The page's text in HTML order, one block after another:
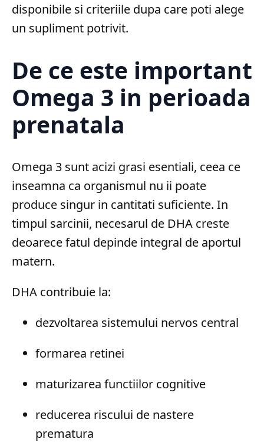
disponibile si criteriile dupa care poti alege
un supliment potrivit.
De ce este important
Omega 3 in perioada
prenatala
Omega 3 sunt acizi grasi esentiali, ceea ce
inseamna ca organismul nu ii poate
produce singur in cantitati suficiente. In
timpul sarcinii, necesarul de DHA creste
deoarece fatul depinde integral de aportul
matern.
DHA contribuie la:
dezvoltarea sistemului nervos central
formarea retinei
maturizarea functiilor cognitive
reducerea riscului de nastere
prematura